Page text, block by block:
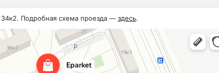
Подробная схема проезда — здесь.